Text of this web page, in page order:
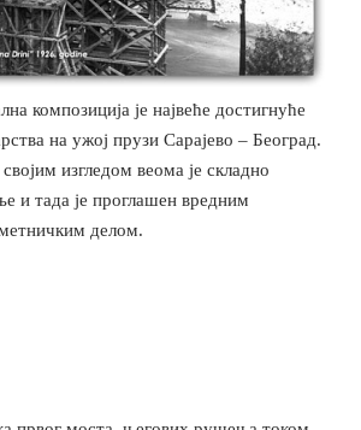
композиција је највеће достигнуће
на ужој прузи Сарајево – Београд.
изгледом веома је складно
и тада је проглашен вредним
делом.